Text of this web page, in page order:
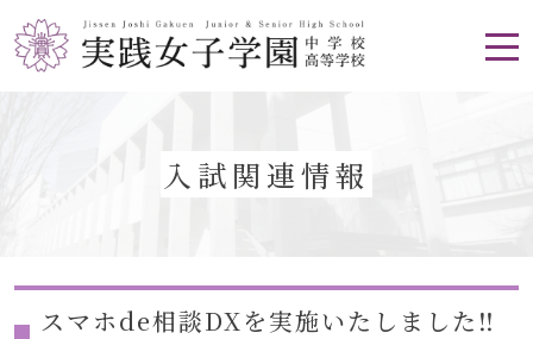
入試関連情報
スマホde相談DXを実施いたしました‼︎